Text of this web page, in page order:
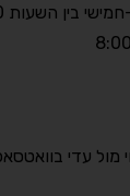
השעות 8:00-14:30
מול עדי